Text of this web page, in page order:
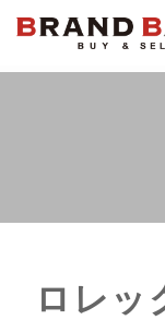
ロレッ